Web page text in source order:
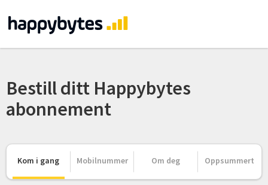
Bestill ditt Happybytes
abonnement
Kom i gang Mobilnummer Om deg Oppsummert